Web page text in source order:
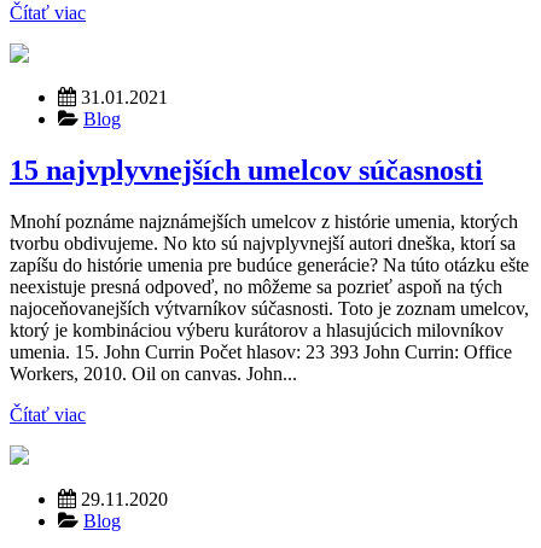
Čítať viac
31.01.2021
Blog
15 najvplyvnejších umelcov súčasnosti
Mnohí poznáme najznámejších umelcov z histórie umenia, ktorých
tvorbu obdivujeme. No kto sú najvplyvnejší autori dneška, ktorí sa
zapíšu do histórie umenia pre budúce generácie? Na túto otázku ešte
neexistuje presná odpoveď, no môžeme sa pozrieť aspoň na tých
najoceňovanejších výtvarníkov súčasnosti. Toto je zoznam umelcov,
ktorý je kombináciou výberu kurátorov a hlasujúcich milovníkov
umenia. 15. John Currin Počet hlasov: 23 393 John Currin: Office
Workers, 2010. Oil on canvas. John...
Čítať viac
29.11.2020
Blog